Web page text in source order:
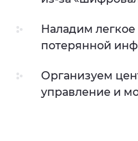
Наладим легкое
потерянной
Организуем
управление и